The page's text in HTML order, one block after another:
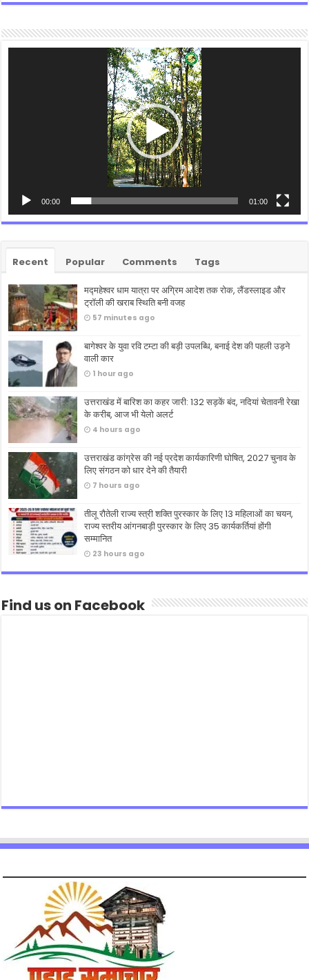
00:00 01:00
Recent Popular Comments Tags
मद्महेश्वर धाम यात्रा पर अग्रिम आदेश तक रोक, लैंडस्लाइड और
ट्रॉली की खराब स्थिति बनी वजह
57 minutes ago
बागेश्वर के युवा रवि टम्टा की बड़ी उपलब्धि, बनाई देश की पहली उड़ने
वाली कार
1 hour ago
उत्तराखंड में बारिश का कहर जारी: 132 सड़कें बंद, नदियां चेतावनी रेखा
के करीब, आज भी येलो अलर्ट
4 hours ago
उत्तराखंड कांग्रेस की नई प्रदेश कार्यकारिणी घोषित, 2027 चुनाव के
लिए संगठन को धार देने की तैयारी
7 hours ago
तीलू रौतेली राज्य स्त्री शक्ति पुरस्कार के लिए 13 महिलाओं का चयन,
राज्य स्तरीय आंगनबाड़ी पुरस्कार के लिए 35 कार्यकर्तियां होंगी
सम्मानित
23 hours ago
Find us on Facebook